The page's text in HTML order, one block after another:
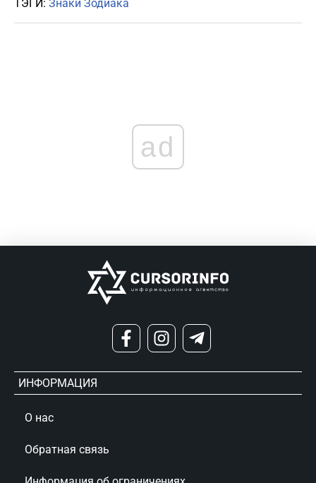
ТЭГИ: Знаки Зодиака
ad
ИНФОРМАЦИЯ
О нас
Обратная связь